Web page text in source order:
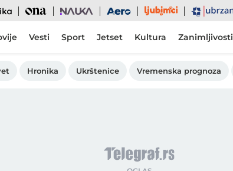
Ona Nauka Aero Ljubimci Ubrzanje
Vesti Sport Jetset Kultura Zanimljivosti
Hronika Ukrštenice Vremenska prognoza